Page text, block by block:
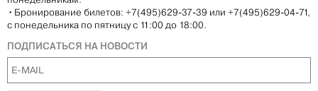
• Бронирование билетов: +7(495)629-37-39 или +7(495)629-04-71,
с понедельника по пятницу с 11:00 до 18:00.
ПОДПИСАТЬСЯ НА НОВОСТИ